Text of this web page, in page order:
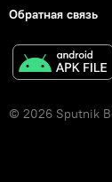
Обратная связь
© 2026 Sputnik